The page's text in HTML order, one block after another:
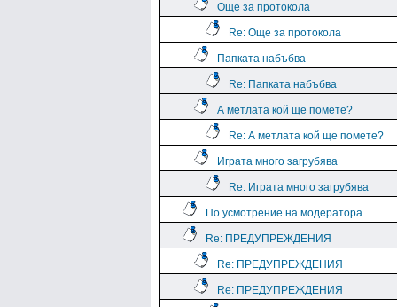
Още за протокола
Re: Още за протокола
Папката набъбва
Re: Папката набъбва
А метлата кой ще помете?
Re: А метлата кой ще помете?
Играта много загрубява
Re: Играта много загрубява
По усмотрение на модератора...
Re: ПРЕДУПРЕЖДЕНИЯ
Re: ПРЕДУПРЕЖДЕНИЯ
Re: ПРЕДУПРЕЖДЕНИЯ